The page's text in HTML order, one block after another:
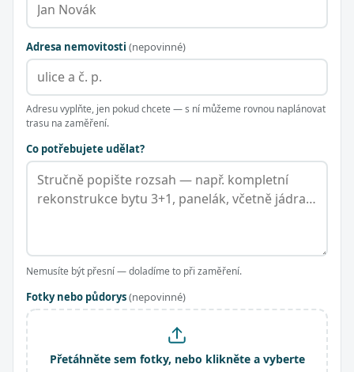
Adresa nemovitosti (nepovinné)
Adresu vyplňte, jen pokud chcete — s ní můžeme rovnou naplánovat
trasu na zaměření.
Co potřebujete udělat?
Nemusíte být přesní — doladíme to při zaměření.
Fotky nebo půdorys(nepovinné)
Přetáhněte sem fotky, nebo klikněte a vyberte